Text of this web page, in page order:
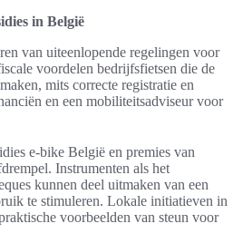
in België
van uiteenlopende regelingen voor
voordelen bedrijfsfietsen die de
mits correcte registratie en
en een mobiliteitsadviseur voor
e-bike België en premies van
Instrumenten als het
kunnen deel uitmaken van een
te stimuleren. Lokale initiatieven in
voorbeelden van steun voor